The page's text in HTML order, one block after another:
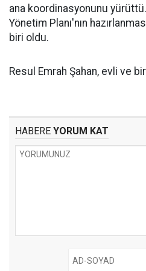
ana koordinasyonunu
Yönetim Planı'nın
biri oldu.
Resul Emrah Şahan, evli ve bir
HABERE YORUM KAT